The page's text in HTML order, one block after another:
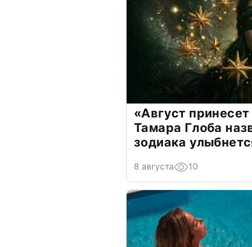
«Август
Тамара Глоба
зодиака
8 августа 10